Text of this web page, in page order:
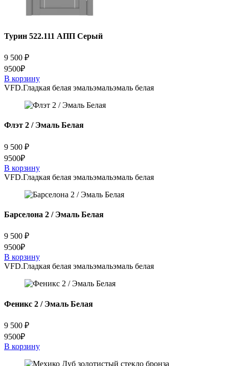
Турин 522.111 АПП Серый
9 500 ₽
9500₽
В корзину
VFD.Гладкая белая эмальэмальэмаль белая
Флэт 2 / Эмаль Белая
9 500 ₽
9500₽
В корзину
VFD.Гладкая белая эмальэмальэмаль белая
Барселона 2 / Эмаль Белая
9 500 ₽
9500₽
В корзину
VFD.Гладкая белая эмальэмальэмаль белая
Феникс 2 / Эмаль Белая
9 500 ₽
9500₽
В корзину